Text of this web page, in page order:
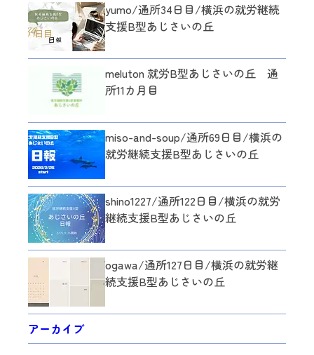
yumo/通所34日目/横浜の就労継続
支援B型あじさいの丘
meluton 就労B型あじさいの丘 通
所11カ月目
miso-and-soup/通所69日目/横浜の
就労継続支援B型あじさいの丘
shino1227/通所122日目/横浜の就労
継続支援B型あじさいの丘
ogawa/通所127日目/横浜の就労継
続支援B型あじさいの丘
アーカイブ